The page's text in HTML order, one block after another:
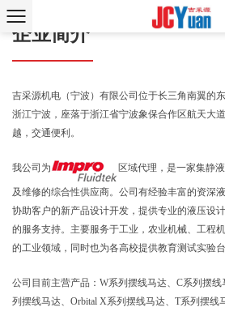
企业简介
吉采源机电（宁波）有限公司位于长三角南翼的
浙江宁波，座落于浙江省宁波象保合作区航天大
越，交通便利。
我公司为 区域代理，是一家集静
及维修的综合性供应商。公司有经验丰富的资深
协助客户的新产品设计开发，提供专业的液压设
的服务支持。主要服务于工业，农业机械、工程
的工业领域，同时也为各高校提供教育测试实验
公司目前主营产品：W系列摆线马达、C系列摆
列摆线马达、Orbital X系列摆线马达、T系列摆线